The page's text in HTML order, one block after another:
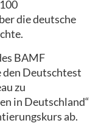
die deutsche
BAMF
den Deutschtest
zu
in Deutschland“
ab.